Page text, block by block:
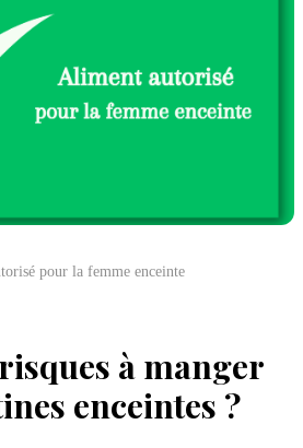
pour la femme enceinte
à manger
enceintes ?